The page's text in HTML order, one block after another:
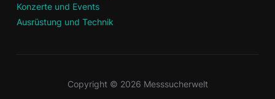
Konzerte und Events
Ausrüstung und Technik
Copyright © 2026 Messsucherwelt